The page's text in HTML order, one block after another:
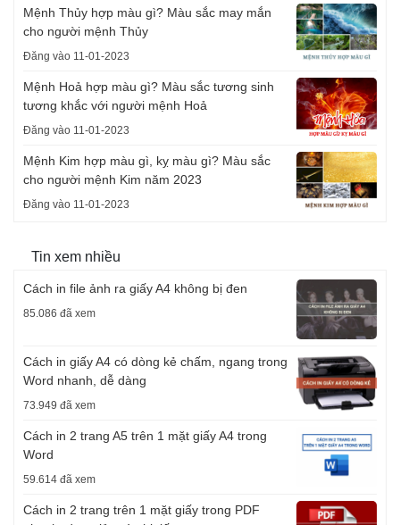
Mệnh Thủy hợp màu gì? Màu sắc may mắn
cho người mệnh Thủy
Đăng vào 11-01-2023
Mệnh Hoả hợp màu gì? Màu sắc tương sinh
tương khắc với người mệnh Hoả
Đăng vào 11-01-2023
Mệnh Kim hợp màu gì, kỵ màu gì? Màu sắc
cho người mệnh Kim năm 2023
Đăng vào 11-01-2023
Tin xem nhiều
Cách in file ảnh ra giấy A4 không bị đen
85.086 đã xem
Cách in giấy A4 có dòng kẻ chấm, ngang trong
Word nhanh, dễ dàng
73.949 đã xem
Cách in 2 trang A5 trên 1 mặt giấy A4 trong
Word
59.614 đã xem
Cách in 2 trang trên 1 mặt giấy trong PDF